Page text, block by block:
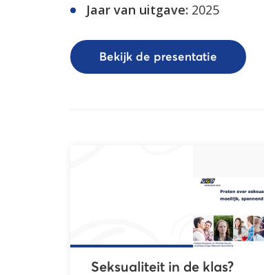
Jaar van uitgave: 2025
Bekijk de presentatie
Seksualiteit in de klas?